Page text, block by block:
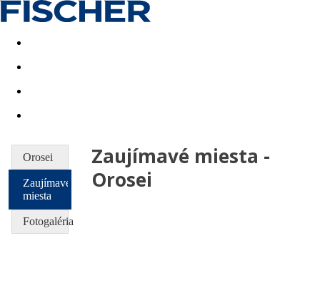
Last minute Dovolenkové kluby
Orosei
Zaujímavé
miesta
Fotogaléria
Zaujímavé miesta -
Orosei